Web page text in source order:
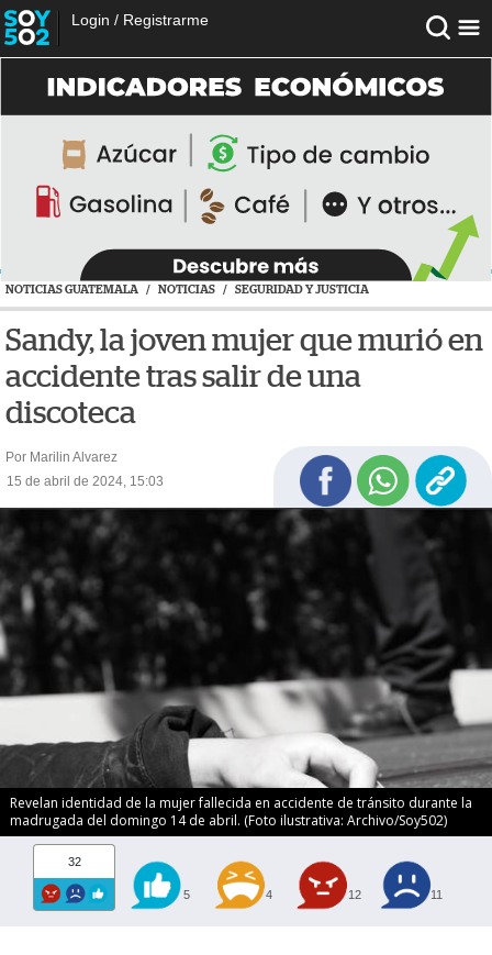
Login / Registrarme
NOTICIAS GUATEMALA / NOTICIAS / SEGURIDAD Y JUSTICIA
Sandy, la joven mujer que murió en
accidente tras salir de una
discoteca
Por Marilin Alvarez
15 de abril de 2024, 15:03
Revelan identidad de la mujer fallecida en accidente de tránsito durante la
madrugada del domingo 14 de abril. (Foto ilustrativa: Archivo/Soy502)
32
5 4 12 11